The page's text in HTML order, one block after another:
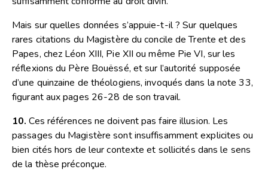
Mais sur quelles données s’appuie-t-il ? Sur quelques
rares citations du Magistère du concile de Trente et des
Papes, chez Léon XIII, Pie XII ou même Pie VI, sur les
réflexions du Père Bouëssé, et sur l’autorité supposée
d’une quinzaine de théologiens, invoqués dans la note 33,
figurant aux pages 26-28 de son travail.
10. Ces références ne doivent pas faire illusion. Les
passages du Magistère sont insuffisamment explicites ou
bien cités hors de leur contexte et sollicités dans le sens
de la thèse préconçue.